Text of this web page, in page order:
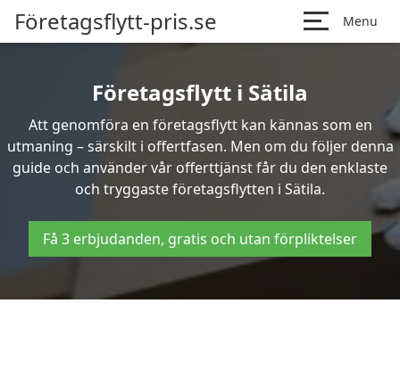
Företagsflytt-pris.se Menu
Företagsflytt i Sätila
Att genomföra en företagsflytt kan kännas som en
utmaning – särskilt i offertfasen. Men om du följer denna
guide och använder vår offerttjänst får du den enklaste
och tryggaste företagsflytten i Sätila.
Få 3 erbjudanden, gratis och utan förpliktelser